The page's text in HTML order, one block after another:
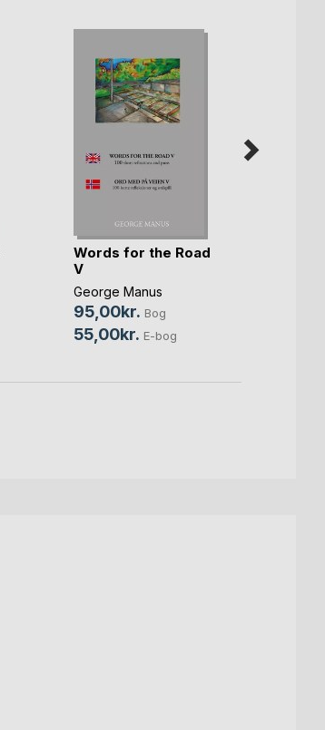
Words for the Road
V
George Manus
95,00kr. Bog
55,00kr. E-bog